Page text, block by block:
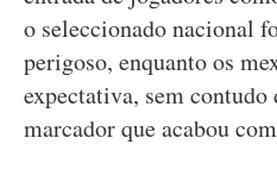
o seleccionado nacional
perigoso, enquanto os
expectativa, sem contudo
marcador que acabou